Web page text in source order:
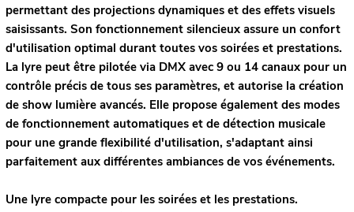
permettant des projections dynamiques et des effets visuels
saisissants. Son fonctionnement silencieux assure un confort
d'utilisation optimal durant toutes vos soirées et prestations.
La lyre peut être pilotée via DMX avec 9 ou 14 canaux pour un
contrôle précis de tous ses paramètres, et autorise la création
de show lumière avancés. Elle propose également des modes
de fonctionnement automatiques et de détection musicale
pour une grande flexibilité d'utilisation, s'adaptant ainsi
parfaitement aux différentes ambiances de vos événements.
Une lyre compacte pour les soirées et les prestations.